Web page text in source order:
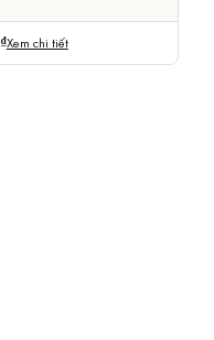
₫Xem chi tiết